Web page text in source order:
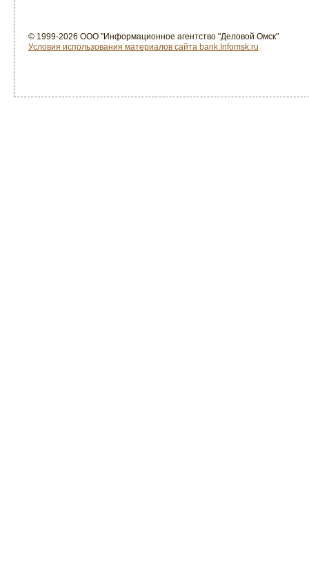
© 1999-2026 ООО "Информационное агентство "Деловой Омск"
Условия использования материалов сайта bank.Infomsk.ru